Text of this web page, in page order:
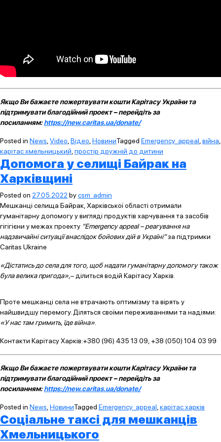
Якщо Ви бажаєте пожертвувати кошти Карітасу України та
підтримувати благодійний проект – перейдіть за
посиланням:https://new.caritas.ua/donate/
Posted in News Video Відео НовиниTagged Emergency_appeal війна
карітас хмельницький простір дружній до дитини
Допомога у селищі Байрак на
Харківщині
Posted on 27.05.2022 bycsm_admin
Мешканці селища Байрак, Харківської області отримали
гуманітарну допомогу у вигляді продуктів харчування та засобів
гігігієни у межах проекту “Emergency appeal – реагування на
надзвичайні ситуації внаслідок бойових дій в Україні”за підтримки
Caritas Ukraine
«Дістатись до села для того, щоб надати гуманітарну допомогу також
була велика пригода»,– ділиться водій Карітасу Харків.
Проте мешканці села не втрачають оптимізму та вірять у
найшвидшу перемогу. Діляться своїми переживаннями та надіями:
«У нас там гримить, їде війна»
Контакти Карітасу Харків:+380 (96) 435 13 09, +38 (050) 104 03 99
Якщо Ви бажаєте пожертвувати кошти Карітасу України та
підтримувати благодійний проект – перейдіть за
посиланням:https://new.caritas.ua/donate/
Posted in News НовиниTagged Emergency_appeal карітас харків
Соціальне таксі для мешканців
Хмельницького